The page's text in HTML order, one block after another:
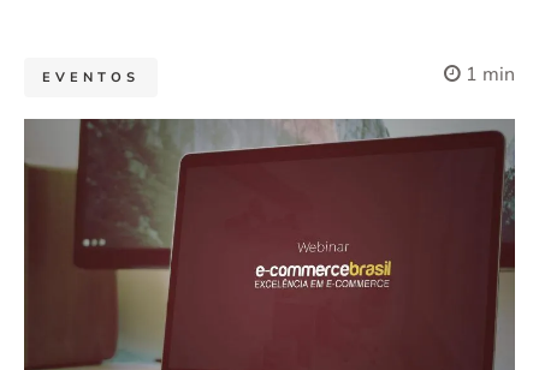
EVENTOS 1 min